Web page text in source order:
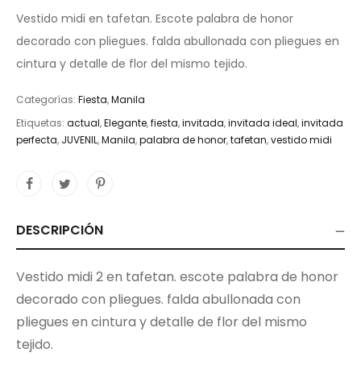
Vestido midi en tafetan. Escote palabra de honor
decorado con pliegues. falda abullonada con pliegues en
cintura y detalle de flor del mismo tejido.
Categorías: Fiesta,Manila
Etiquetas: actual,Elegante,fiesta,invitada,invitada ideal,invitada
perfecta, JUVENIL,Manila,palabra de honor,tafetan,vestido midi
DESCRIPCIÓN
Vestido midi 2 en tafetan. escote palabra de honor
decorado con pliegues. falda abullonada con
pliegues en cintura y detalle de flor del mismo
tejido.